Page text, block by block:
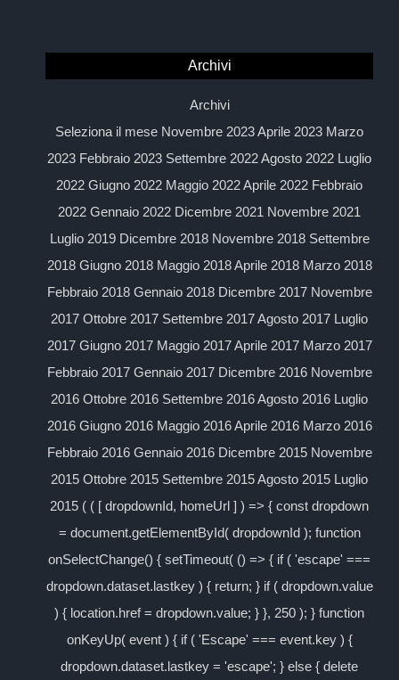
Archivi
Archivi
Seleziona il mese Novembre 2023 Aprile 2023 Marzo
2023 Febbraio 2023 Settembre 2022 Agosto 2022 Luglio
2022 Giugno 2022 Maggio 2022 Aprile 2022 Febbraio
2022 Gennaio 2022 Dicembre 2021 Novembre 2021
Luglio 2019 Dicembre 2018 Novembre 2018 Settembre
2018 Giugno 2018 Maggio 2018 Aprile 2018 Marzo 2018
Febbraio 2018 Gennaio 2018 Dicembre 2017 Novembre
2017 Ottobre 2017 Settembre 2017 Agosto 2017 Luglio
2017 Giugno 2017 Maggio 2017 Aprile 2017 Marzo 2017
Febbraio 2017 Gennaio 2017 Dicembre 2016 Novembre
2016 Ottobre 2016 Settembre 2016 Agosto 2016 Luglio
2016 Giugno 2016 Maggio 2016 Aprile 2016 Marzo 2016
Febbraio 2016 Gennaio 2016 Dicembre 2015 Novembre
2015 Ottobre 2015 Settembre 2015 Agosto 2015 Luglio
2015 ( ( [ dropdownId, homeUrl ] ) => { const dropdown
= document.getElementById( dropdownId ); function
onSelectChange() { setTimeout( () => { if ( 'escape' ===
dropdown.dataset.lastkey ) { return; } if ( dropdown.value
) { location.href = dropdown.value; } }, 250 ); } function
onKeyUp( event ) { if ( 'Escape' === event.key ) {
dropdown.dataset.lastkey = 'escape'; } else { delete